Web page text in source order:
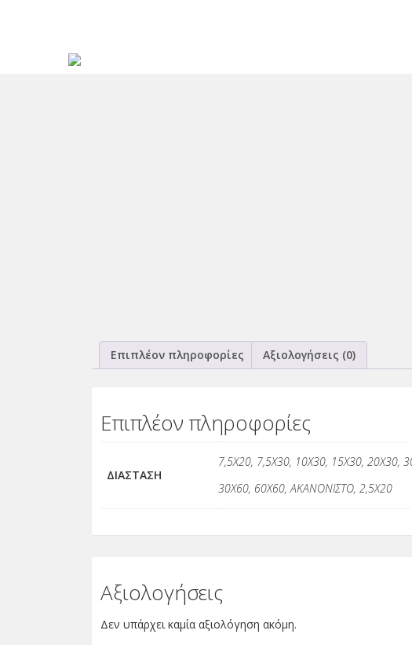
Επιπλέον πληροφορίες Αξιολογήσεις (0)
Επιπλέον πληροφορίες
ΔΙΑΣΤΑΣΗ
7,5Χ20, 7,5Χ30, 10Χ30, 15Χ30, 20Χ30,
30Χ60, 60Χ60, ΑΚΑΝΟΝΙΣΤΟ, 2,5Χ20
Αξιολογήσεις
Δεν υπάρχει καμία αξιολόγηση ακόμη.